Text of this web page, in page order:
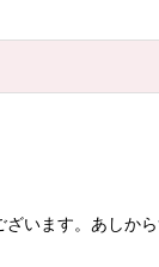
います。あしから